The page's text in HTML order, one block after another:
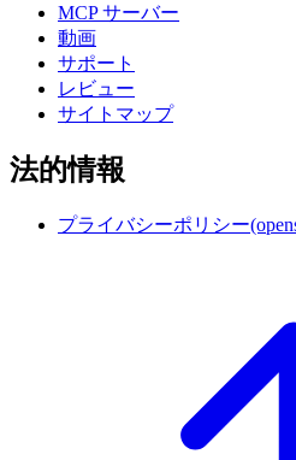
MCP サーバー
動画
サポート
レビュー
サイトマップ
法的情報
プライバシーポリシー